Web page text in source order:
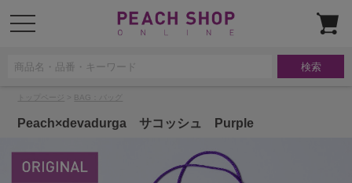
t
o
BAG：バッグ
Peach×devadurga サコッシュ Purple